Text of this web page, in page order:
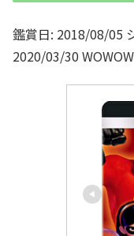
鑑賞日: 2018/08/05
2020/03/30 WOWOW